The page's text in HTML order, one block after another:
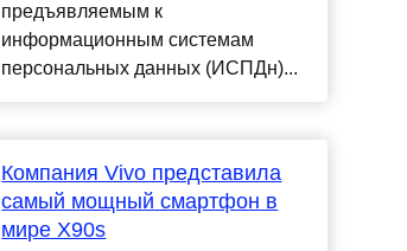
предъявляемым к
информационным системам
персональных данных (ИСПДн)...
Компания Vivo представила
самый мощный смартфон в
мире X90s